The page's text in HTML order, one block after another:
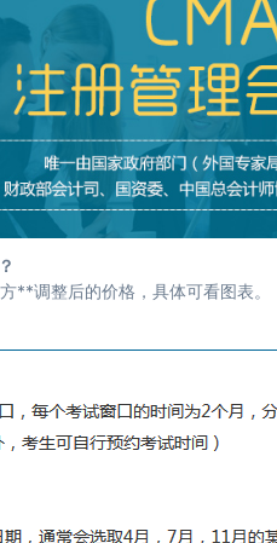
**调整后的价格，具体可看图表。